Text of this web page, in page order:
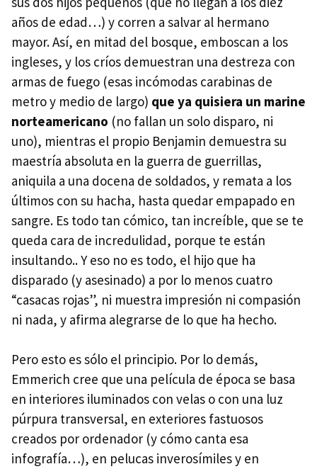
años de edad…) y corren a salvar al hermano
mayor. Así, en mitad del bosque, emboscan a los
ingleses, y los críos demuestran una destreza con
armas de fuego (esas incómodas carabinas de
metro y medio de largo) que ya quisiera un marine
norteamericano (no fallan un solo disparo, ni
uno), mientras el propio Benjamin demuestra su
maestría absoluta en la guerra de guerrillas,
aniquila a una docena de soldados, y remata a los
últimos con su hacha, hasta quedar empapado en
sangre. Es todo tan cómico, tan increíble, que se te
queda cara de incredulidad, porque te están
insultando.. Y eso no es todo, el hijo que ha
disparado (y asesinado) a por lo menos cuatro
“casacas rojas”, ni muestra impresión ni compasión
ni nada, y afirma alegrarse de lo que ha hecho.
Pero esto es sólo el principio. Por lo demás,
Emmerich cree que una película de época se basa
en interiores iluminados con velas o con una luz
púrpura transversal, en exteriores fastuosos
creados por ordenador (y cómo canta esa
infografía…), en pelucas inverosímiles y en